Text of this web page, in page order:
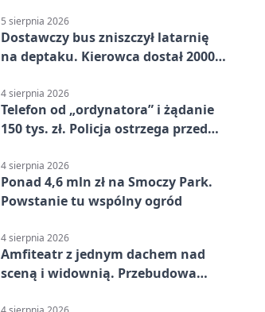
5 sierpnia 2026
Dostawczy bus zniszczył latarnię
na deptaku. Kierowca dostał 2000
4 sierpnia 2026
Telefon od „ordynatora” i żądanie
150 tys. zł. Policja ostrzega przed
4 sierpnia 2026
Ponad 4,6 mln zł na Smoczy Park.
Powstanie tu wspólny ogród
4 sierpnia 2026
Amfiteatr z jednym dachem nad
sceną i widownią. Przebudowa